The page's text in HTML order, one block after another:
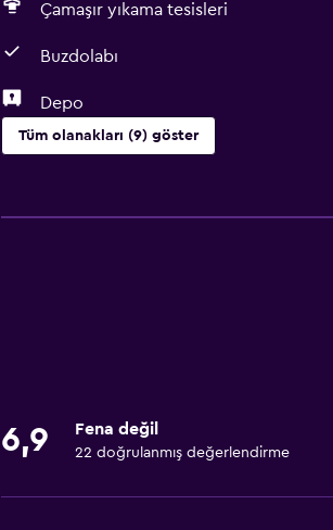
Çamaşır yıkama tesisleri
Buzdolabı
Depo
Tüm olanakları (9) göster
Çamaşır yıkama tesisleri
Restoranlar
6,9 Fena değil
22 doğrulanmış değerlendirme